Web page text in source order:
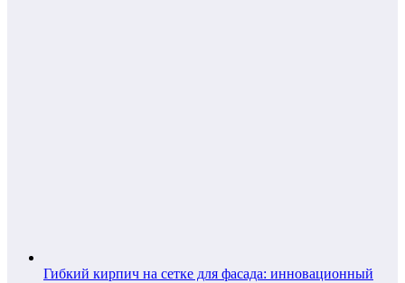
Гибкий кирпич на сетке для фасада: инновационный